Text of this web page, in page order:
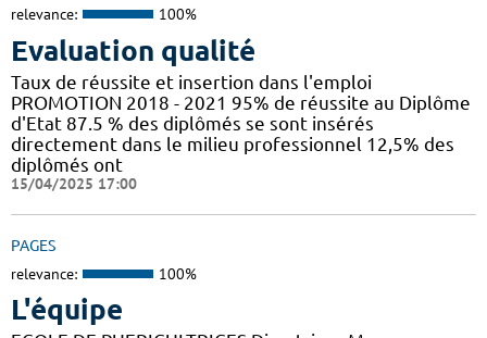
relevance: 100%
Evaluation qualité
Taux de réussite et insertion dans l'emploi
PROMOTION 2018 - 2021 95% de réussite au Diplôme
d'Etat 87.5 % des diplômés se sont insérés
directement dans le milieu professionnel 12,5% des
diplômés ont
15/04/2025 17:00
PAGES
relevance: 100%
L'équipe